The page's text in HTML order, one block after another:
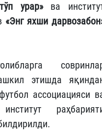
урар»ва
«Энг яхши
этишда
ассоциацияси